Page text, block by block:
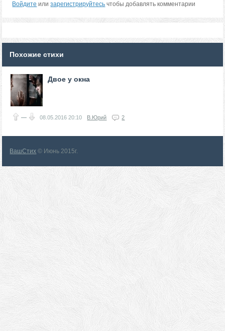
Войдите илизарегистрируйтесь чтобы добавлять комментарии
Похожие стихи
Двое у окна
— 08.05.201620:10 В.Юрий 2
ВашСтих © Июнь 2015г.